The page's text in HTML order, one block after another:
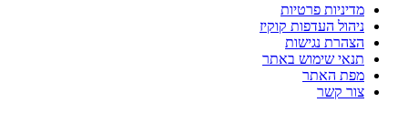
מדיניות פרטיות
ניהול העדפות קוקיז
הצהרת נגישות
תנאי שימוש באתר
מפת האתר
צור קשר